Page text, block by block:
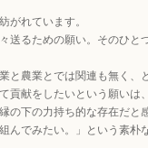
がれています。
るための願い。そのひと
と農業とでは関連も無く、
献をしたいという願い
下の力持ち的な存在だ
でみたい。」という素朴